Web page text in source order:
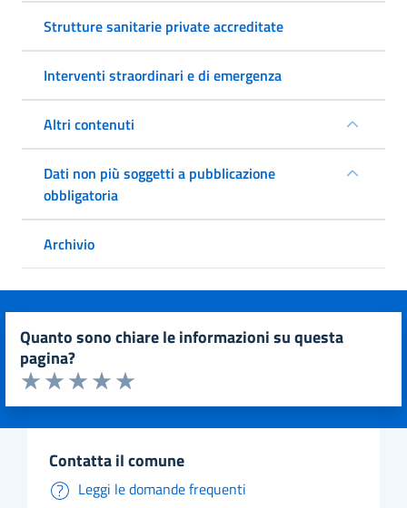
Strutture sanitarie private accreditate
Interventi straordinari e di emergenza
Altri contenuti
Dati non più soggetti a pubblicazione
obbligatoria
Archivio
quanto sono chiare le informazioni su questa
pagina?
Valuta da 1 a 5 stelle la pagina
Valuta 5 stelle su 5
Valuta 4 stelle su 5
Valuta 3 stelle su 5
Valuta 2 stelle su 5
Valuta 1 stelle su 5
contatta il comune
Leggi le domande frequenti